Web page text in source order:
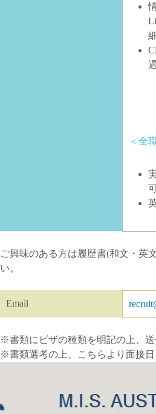
＜全
ご興味のある方は履歴書(和文・英
い。
Email
※書類にビザの種類を明記の上、送
※書類選考の上、こちらより面接日